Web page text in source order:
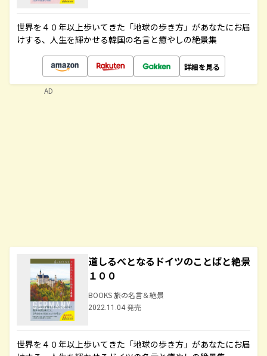
世界を４０年以上歩いてきた「地球の歩き方」があなたにお届
けする、人生を輝かせる韓国の名言と癒やしの絶景集
詳細を見る
道しるべとなるドイツのことばと絶景
１００
BOOKS 旅の名言＆絶景
2022.11.04 発売
世界を４０年以上歩いてきた「地球の歩き方」があなたにお届
AD